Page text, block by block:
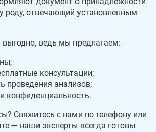
роду, отвечающий установленным
выгодно, ведь мы предлагаем:
консультации;
проведения анализов;
конфиденциальность.
Свяжитесь с нами по телефону или
— наши эксперты всегда готовы